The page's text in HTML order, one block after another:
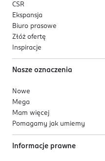
CSR
Ekspansja
Biuro prasowe
Złóż ofertę
Inspiracje
Nasze oznaczenia
Nowe
Mega
Mam więcej
Pomagamy jak umiemy
Informacje prawne